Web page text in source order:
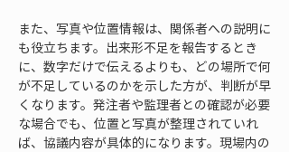
また、写真や位置情報は、関係者への説明に
も役立ちます。出来形不足を報告するとき
に、数字だけで伝えるよりも、どの場所で何
が不足しているのかを示した方が、判断が早
くなります。発注者や監理者との確認が必要
な場合でも、位置と写真が整理されていれ
ば、協議内容が具体的になります。現場内の